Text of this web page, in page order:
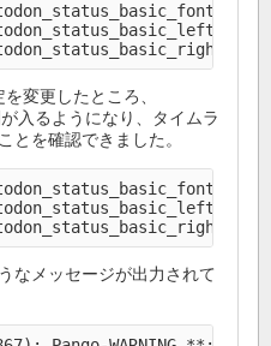
変更したところ、
入るようになり、タイムラ
とを確認できました。
なメッセージが出力されて